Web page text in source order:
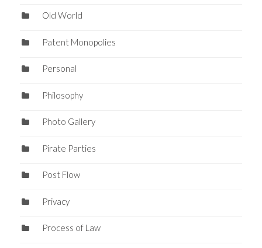
Old World
Patent Monopolies
Personal
Philosophy
Photo Gallery
Pirate Parties
Post Flow
Privacy
Process of Law